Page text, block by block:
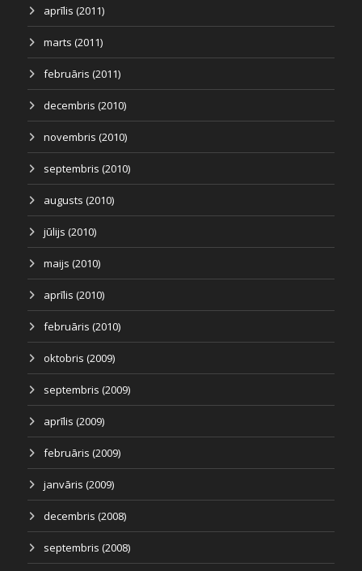
aprīlis (2011)
marts (2011)
februāris (2011)
decembris (2010)
novembris (2010)
septembris (2010)
augusts (2010)
jūlijs (2010)
maijs (2010)
aprīlis (2010)
februāris (2010)
oktobris (2009)
septembris (2009)
aprīlis (2009)
februāris (2009)
janvāris (2009)
decembris (2008)
septembris (2008)